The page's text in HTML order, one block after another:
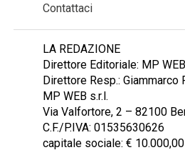
Contattaci
LA REDAZIONE
Direttore Editoriale: MP
Direttore Resp.: Giammarco
MP WEB s.r.l.
Via Valfortore, 2 – 82100
C.F./P.IVA: 01535630626
capitale sociale: € 10.000,00